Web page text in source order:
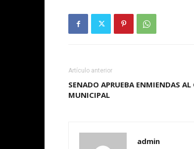
Artículo anterior
SENADO APRUEBA ENMIENDAS AL
MUNICIPAL
admin